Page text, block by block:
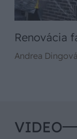
Renovácia
Andrea
VIDEO